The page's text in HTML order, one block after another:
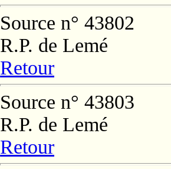
Source n° 43802
R.P. de Lemé
Retour
Source n° 43803
R.P. de Lemé
Retour